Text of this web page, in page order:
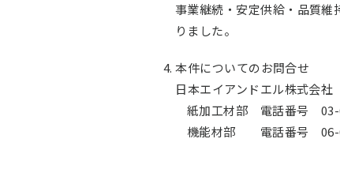
事業継続・安定供給・品質維
りました。
4. 本件についてのお問合せ
日本エイアンドエル株式会
紙加工材部 電話番号 03-
機能材部 電話番号 06-